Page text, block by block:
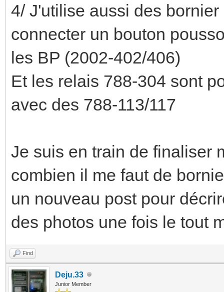
4/ J'utilise aussi des
connecter un bouton
les BP (2002-402/406)
Et les relais 788-304 sont
avec des 788-113/117
Je suis en train de finaliser
combien il me faut de
un nouveau post pour
des photos une fois le tout
Find
Deju.33
Junior Member